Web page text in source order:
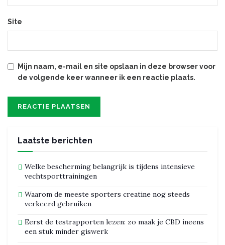
Site
Mijn naam, e-mail en site opslaan in deze browser voor
de volgende keer wanneer ik een reactie plaats.
Laatste berichten
Welke bescherming belangrijk is tijdens intensieve
vechtsporttrainingen
Waarom de meeste sporters creatine nog steeds
verkeerd gebruiken
Eerst de testrapporten lezen: zo maak je CBD ineens
een stuk minder giswerk